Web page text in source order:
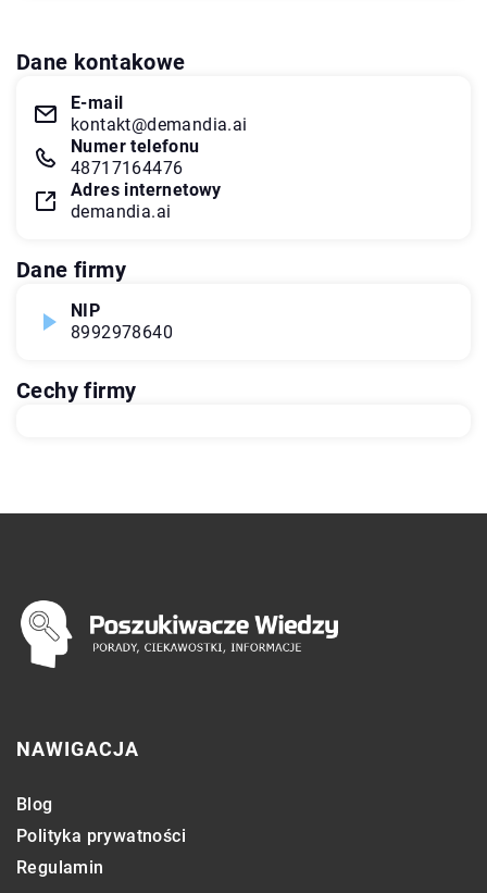
Dane kontakowe
E-mail
kontakt@demandia.ai
Numer telefonu
48717164476
Adres internetowy
demandia.ai
Dane firmy
NIP
8992978640
Cechy firmy
NAWIGACJA
Blog
Polityka prywatności
Regulamin